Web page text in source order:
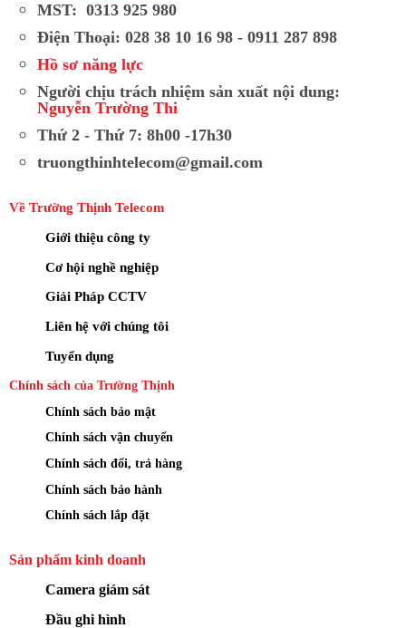
MST: 0313 925 980
Điện Thoại: 028 38 10 16 98 - 0911 287 898
Hồ sơ năng lực
Người chịu trách nhiệm sản xuất nội dung:
Nguyễn Trường Thi
Thứ 2 - Thứ 7: 8h00 -17h30
truongthinhtelecom@gmail.com
Về Trường Thịnh Telecom
Giới thiệu công ty
Cơ hội nghề nghiệp
Giải Pháp CCTV
Liên hệ với chúng tôi
Tuyển dụng
Chính sách của Trường Thịnh
Chính sách bảo mật
Chính sách vận chuyển
Chính sách đổi, trả hàng
Chính sách bảo hành
Chính sách lắp đặt
Sản phẩm kinh doanh
Camera giám sát
Đầu ghi hình